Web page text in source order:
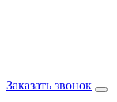
Заказать звонок